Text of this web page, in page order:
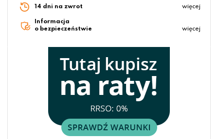
14 dni na zwrot więcej
Informacja
o bezpieczeństwie
więcej